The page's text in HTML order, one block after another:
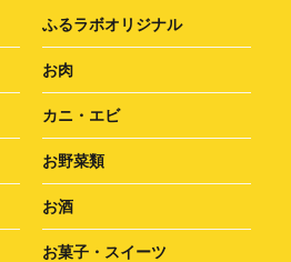
ふるラボオリジナル
お肉
カニ・エビ
お野菜類
お酒
お菓子・スイーツ